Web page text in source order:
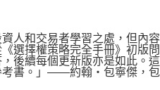
和交易者學習之處，但內容
選擇權策略完全手冊》初版問
後續每個更新版亦是如此。這
考書。」——約翰‧包寧傑，包